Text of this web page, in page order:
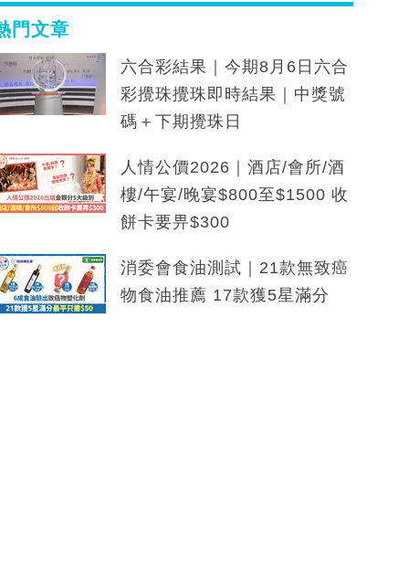
門文章
六合彩結果｜今期8月6日六合
彩攪珠攪珠即時結果｜中獎號
碼＋下期攪珠日
人情公價2026｜酒店/會所/酒
樓/午宴/晚宴$800至$1500 收
餅卡要畀$300
消委會食油測試｜21款無致癌
物食油推薦 17款獲5星滿分